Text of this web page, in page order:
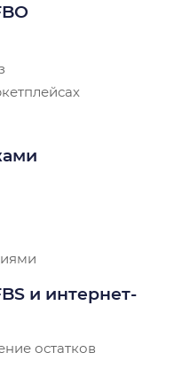
и интернет-
остатков